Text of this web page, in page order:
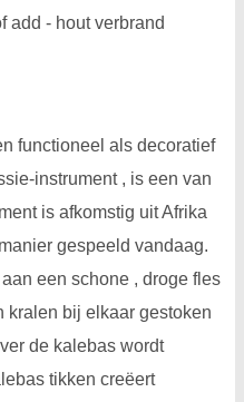
add - hout verbrand
functioneel als decoratief
instrument , is een van
is afkomstig uit Afrika
gespeeld vandaag.
een schone , droge fles
kralen bij elkaar gestoken
de kalebas wordt
tikken creëert